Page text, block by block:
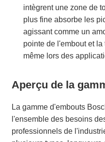
intègrent une zone de
plus fine absorbe les
agissant comme un
pointe de l'embout et
même lors des
Aperçu de la
La gamme d'embouts
l'ensemble des besoins
professionnels de